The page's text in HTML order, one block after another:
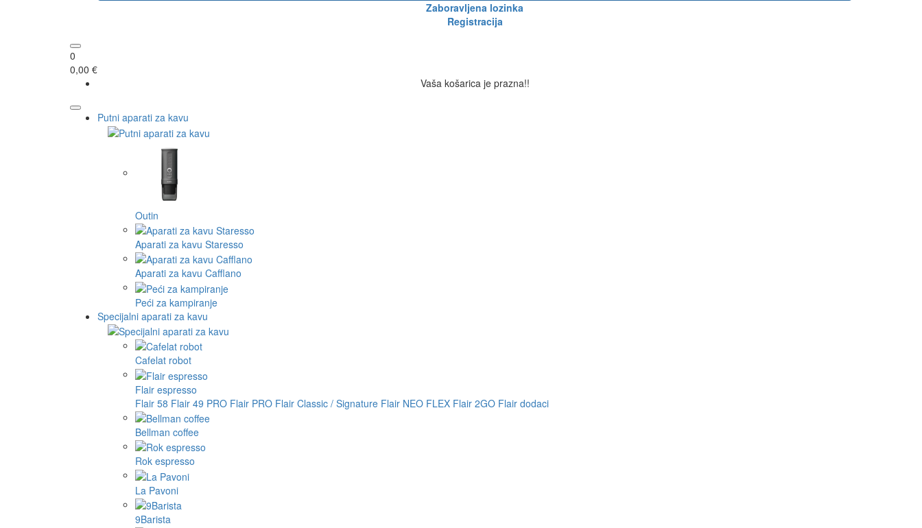
Zaboravljena lozinka
Registracija
0
0,00 €
Vaša košarica je prazna!!
Putni aparati za kavu
Outin
Aparati za kavu Staresso
Aparati za kavu Cafflano
Peći za kampiranje
Specijalni aparati za kavu
Cafelat robot
Flair espresso
Flair 58 Flair 49 PRO Flair PRO Flair Classic / Signature Flair NEO FLEX Flair 2GO Flair dodaci
Bellman coffee
Rok espresso
La Pavoni
9Barista